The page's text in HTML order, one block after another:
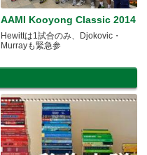
AAMI Kooyong Classic 2014
Hewittは1試合のみ、Djokovic・
Murrayも緊急参